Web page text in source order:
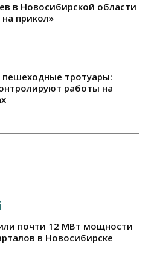
в Новосибирской области
прикол»
тротуары:
работы на
почти 12 МВт мощности
в Новосибирске